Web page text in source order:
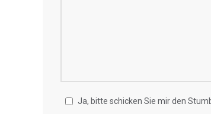
Ja, bitte schicken Sie mir den